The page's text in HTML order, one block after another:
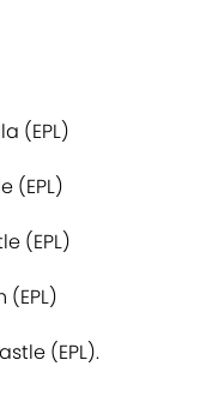
(EPL)
(EPL)
(EPL)
(EPL).